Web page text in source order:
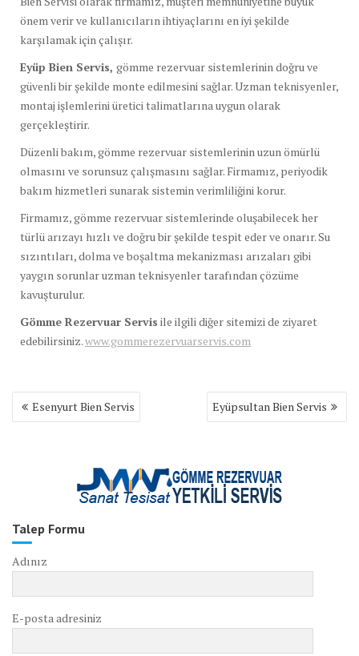
önem verir ve kullanıcıların ihtiyaçlarını en iyi şekilde
karşılamak için çalışır.
Eyüp Bien Servis, gömme rezervuar sistemlerinin doğru ve
güvenli bir şekilde monte edilmesini sağlar. Uzman teknisyenler,
montaj işlemlerini üretici talimatlarına uygun olarak
gerçekleştirir.
Düzenli bakım, gömme rezervuar sistemlerinin uzun ömürlü
olmasını ve sorunsuz çalışmasını sağlar. Firmamız, periyodik
bakım hizmetleri sunarak sistemin verimliliğini korur.
Firmamız, gömme rezervuar sistemlerinde oluşabilecek her
türlü arızayı hızlı ve doğru bir şekilde tespit eder ve onarır. Su
sızıntıları, dolma ve boşaltma mekanizması arızaları gibi
yaygın sorunlar uzman teknisyenler tarafından çözüme
kavuşturulur.
Gömme Rezervuar Servis ile ilgili diğer sitemizi de ziyaret
edebilirsiniz.www.gommerezervuarservis.com
Yazı
gezinmesi
Esenyurt Bien Servis Eyüpsultan Bien Servis
Talep Formu
Adınız
E-posta adresiniz